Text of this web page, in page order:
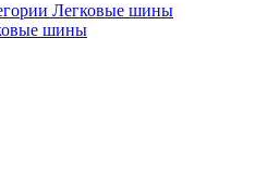
Легковые шины
шины